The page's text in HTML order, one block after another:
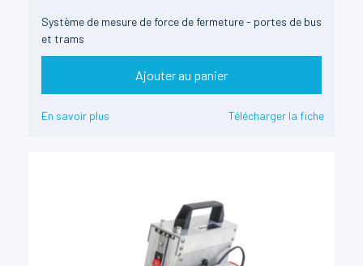
Système de mesure de force de fermeture - portes de bus
et trams
Ajouter au panier
En savoir plus Télécharger la fiche